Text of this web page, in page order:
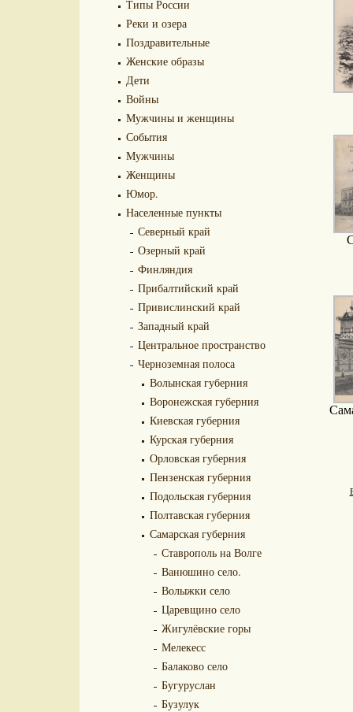
Типы России
Реки и озера
Поздравительные
Женские образы
Дети
Войны
Мужчины и женщины
События
Мужчины
Женщины
Юмор.
Населенные пункты
Северный край
Озерный край
Финляндия
Прибалтийский край
Привислинский край
Западный край
Центральное пространство
Черноземная полоса
Волынская губерния
Воронежская губерния
Киевская губерния
Курская губерния
Орловская губерния
Пензенская губерния
Подольская губерния
Полтавская губерния
Самарская губерния
Ставрополь на Волге
Ванюшино село.
Волыжки село
Царевщино село
Жигулёвские горы
Мелекесс
Балаково село
Бугуруслан
Бузулук